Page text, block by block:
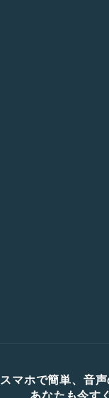
スマホで簡単、音
あなたも今す